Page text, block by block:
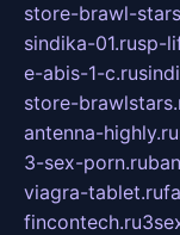
store-brawl-
sindika-01.rusp-
e-abis-1-c.ru
store-
antenna-highly.ru
3-sex-porn.ru
viagra-tablet.ru
fincontech.ru